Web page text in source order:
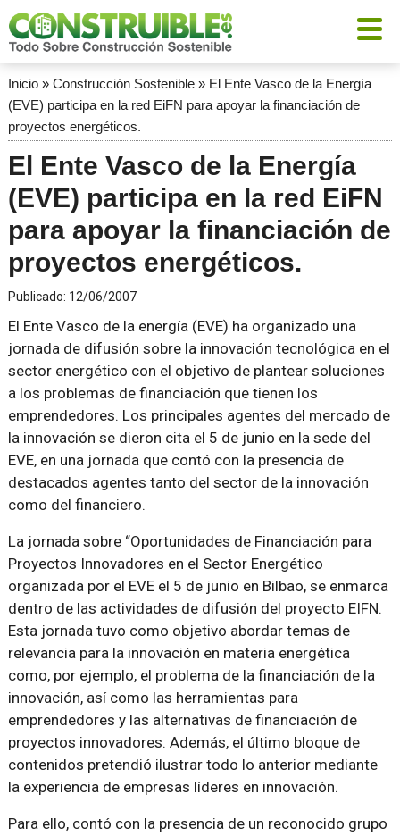
Inicio» Construcción Sostenible» El Ente Vasco de la Energía
(EVE) participa en la red EiFN para apoyar la financiación de
proyectos energéticos.
El Ente Vasco de la Energía
(EVE) participa en la red EiFN
para apoyar la financiación de
proyectos energéticos.
Publicado: 12/06/2007
El Ente Vasco de la energía (EVE) ha organizado una
jornada de difusión sobre la innovación tecnológica en el
sector energético con el objetivo de plantear soluciones
a los problemas de financiación que tienen los
emprendedores. Los principales agentes del mercado de
la innovación se dieron cita el 5 de junio en la sede del
EVE, en una jornada que contó con la presencia de
destacados agentes tanto del sector de la innovación
como del financiero.
La jornada sobre “Oportunidades de Financiación para
Proyectos Innovadores en el Sector Energético
organizada por el EVE el 5 de junio en Bilbao, se enmarca
dentro de las actividades de difusión del proyecto EIFN.
Esta jornada tuvo como objetivo abordar temas de
relevancia para la innovación en materia energética
como, por ejemplo, el problema de la financiación de la
innovación, así como las herramientas para
emprendedores y las alternativas de financiación de
proyectos innovadores. Además, el último bloque de
contenidos pretendió ilustrar todo lo anterior mediante
la experiencia de empresas líderes en innovación.
Para ello, contó con la presencia de un reconocido grupo